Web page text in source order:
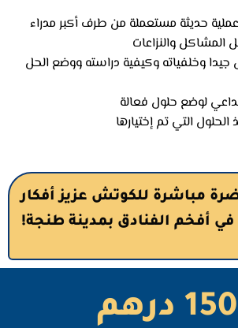
حديثة مستعملة من طرف أكبر مدراء
المشاكل والنزاعات
وخلفياته وكيفية دراسته ووضع الحل
لوضع حلول فعالة
التي تم إختيارها
مباشرة للكوتش عزيز أفكار
أفخم الفنادق بمدينة طنجة!
درهم